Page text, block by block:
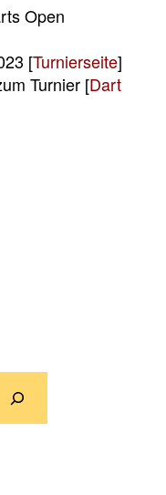
Open
[Turnierseite]
Turnier [Dart